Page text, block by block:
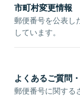
市町村変更情報
郵便番号を公表し
しています。
よくあるご質問
郵便番号に関する